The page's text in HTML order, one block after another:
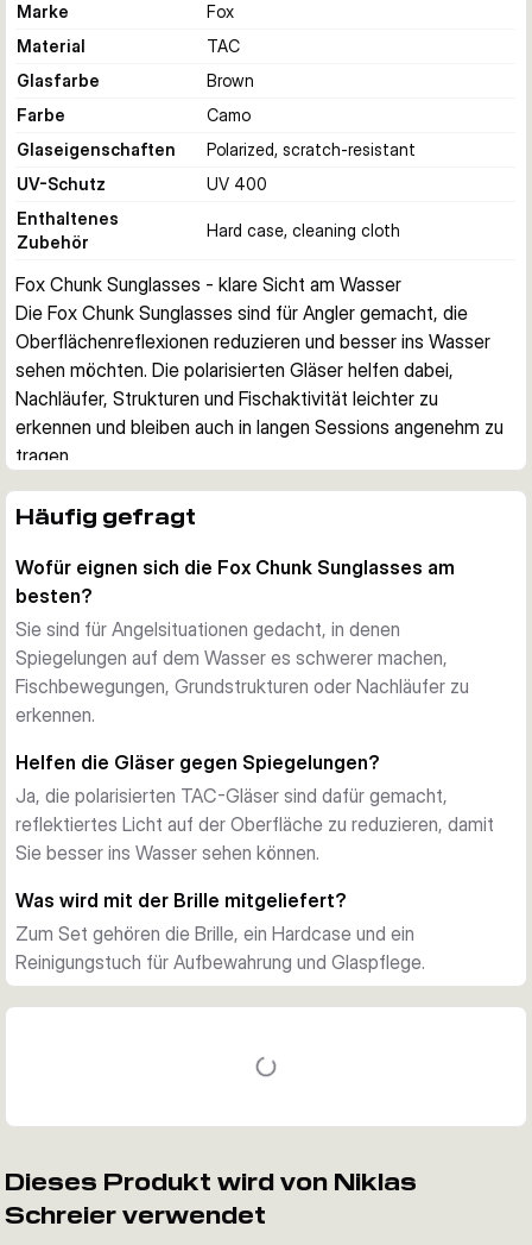
Marke
Fox
Material
TAC
Glasfarbe
Brown
Farbe
Camo
Glaseigenschaften
Polarized, scratch-resistant
UV-Schutz
UV 400
Enthaltenes
Zubehör
Hard case, cleaning cloth
Fox Chunk Sunglasses - klare Sicht am Wasser
Die Fox Chunk Sunglasses sind für Angler gemacht, die
Oberflächenreflexionen reduzieren und besser ins Wasser
sehen möchten. Die polarisierten Gläser helfen dabei,
Nachläufer, Strukturen und Fischaktivität leichter zu
erkennen und bleiben auch in langen Sessions angenehm zu
tragen.
Diese Brille passt zum Karpfenangeln, Raubfischangeln,
auf den praktischen Einsatz am Ufer oder im Boot
ausgelegt, wo wechselndes Licht und Spiegelungen die
Augen schnell ermüden können.
Polarisierende TAC-Gläser
Die kratzfesten TAC-Gläser reduzieren Reflexionen auf der
Wasseroberfläche und helfen dabei, tiefer ins Wasser zu
Bewegungen von Fischen oft früher erkennen.
UV-400-Schutz
Der UV-400-Schutz bietet verlässlichen Schutz bei hellem
Licht. Das ist besonders an sonnigen Tagen, in langen
starke Spiegelungen auftreten.
Mit Hardcase und Reinigungstuch
Fox liefert die Chunk Sunglasses mit einem Hardcase und
Häufig gefragt
Wofür eignen sich die Fox Chunk Sunglasses am
besten?
Sie sind für Angelsituationen gedacht, in denen
Spiegelungen auf dem Wasser es schwerer machen,
Fischbewegungen, Grundstrukturen oder Nachläufer zu
erkennen.
Helfen die Gläser gegen Spiegelungen?
Ja, die polarisierten TAC-Gläser sind dafür gemacht,
reflektiertes Licht auf der Oberfläche zu reduzieren, damit
Sie besser ins Wasser sehen können.
Was wird mit der Brille mitgeliefert?
Zum Set gehören die Brille, ein Hardcase und ein
Reinigungstuch für Aufbewahrung und Glaspflege.
Dieses Produkt wird von Niklas
Schreier verwendet